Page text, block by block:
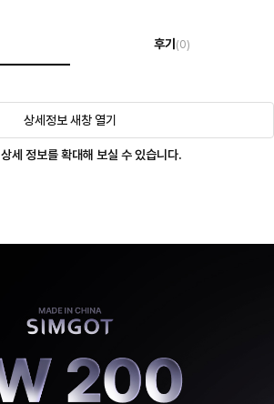
후기 (0)
상세정보 새창 열기
상세 정보를 확대해 보실 수 있습니다.